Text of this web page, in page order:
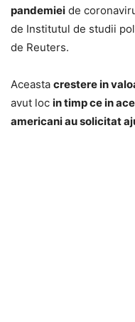
pandemiei de
de Institutul de studii
de Reuters.
Aceasta crestere in
avut loc in timp ce in
americani au solicitat